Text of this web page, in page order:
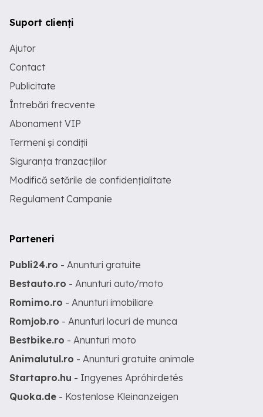
Suport clienți
Ajutor
Contact
Publicitate
Întrebări frecvente
Abonament VIP
Termeni și condiții
Siguranța tranzacțiilor
Modifică setările de confidențialitate
Regulament Campanie
Parteneri
Publi24.ro - Anunturi gratuite
Bestauto.ro - Anunturi auto/moto
Romimo.ro - Anunturi imobiliare
Romjob.ro - Anunturi locuri de munca
Bestbike.ro - Anunturi moto
Animalutul.ro - Anunturi gratuite animale
Startapro.hu - Ingyenes Apróhirdetés
Quoka.de - Kostenlose Kleinanzeigen